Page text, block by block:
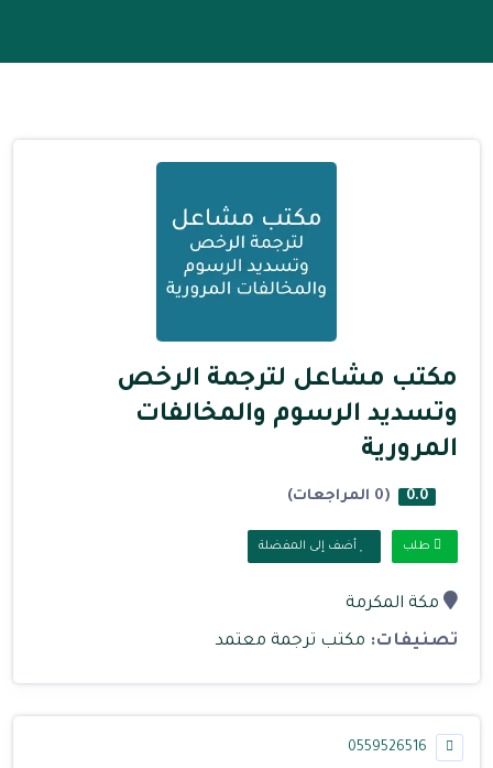
مكتب مشاعل لترجمة الرخص
وتسديد الرسوم والمخالفات
المرورية
0.0 (0 المراجعات)
طلب أضف إلى المفضلة
مكة المكرمة
تصنيفات: مكتب ترجمة معتمد